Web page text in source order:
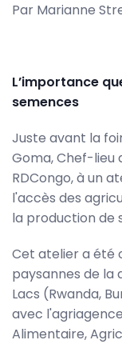
Par Marianne
L’importance
semences
Juste avant la
Goma, Chef-lieu
RDCongo, à un
l'accès des
la production de
Cet atelier a été
paysannes de la
Lacs (Rwanda,
avec
Alimentaire,